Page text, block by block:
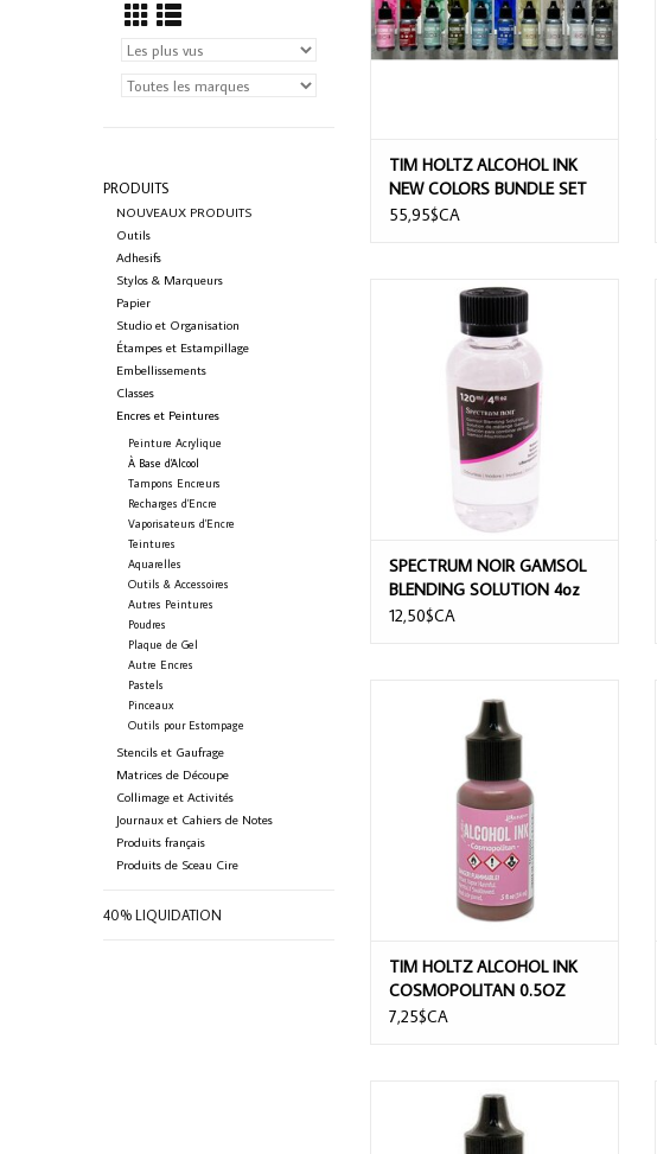
PRODUITS
NOUVEAUX PRODUITS
Outils
Adhesifs
Stylos & Marqueurs
Papier
Studio et Organisation
Étampes et Estampillage
Embellissements
Classes
Encres et Peintures
Peinture Acrylique
À Base d'Alcool
Tampons Encreurs
Recharges d'Encre
Vaporisateurs d'Encre
Teintures
Aquarelles
Outils & Accessoires
Autres Peintures
Poudres
Plaque de Gel
Autre Encres
Pastels
Pinceaux
Outils pour Estompage
Stencils et Gaufrage
Matrices de Découpe
Collimage et Activités
Journaux et Cahiers de Notes
Produits français
Produits de Sceau Cire
40% LIQUIDATION
TIM HOLTZ ALCOHOL INK
NEW COLORS BUNDLE SET
55,95$CA
SPECTRUM NOIR GAMSOL
BLENDING SOLUTION 4oz
AJOUTER AU PANIER
SPECTRUM NOIR GAMSOL
BLENDING SOLUTION 4oz
12,50$CA
COSMOPOLITAN 0.5OZ
TIM HOLTZ ALCOHOL INK
COSMOPOLITAN 0.5OZ
7,25$CA
TIM HOLTZ ALCOHOL INK EMBER
0.5OZ